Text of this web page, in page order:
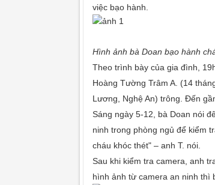
việc bạo hành.
Hình ảnh bà Doan bạo hành
Theo trình bày của gia đình,
Hoàng Tường Trâm A. (14
Lương, Nghệ An) trông. Đến
Sáng ngày 5-12, bà Doan nói
ninh trong phòng ngủ để kiểm
cháu khóc thét" – anh T. nói.
Sau khi kiểm tra camera, anh
hình ảnh từ camera an ninh thì